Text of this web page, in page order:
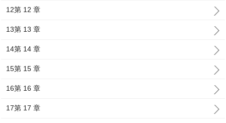
12第 12 章
13第 13 章
14第 14 章
15第 15 章
16第 16 章
17第 17 章